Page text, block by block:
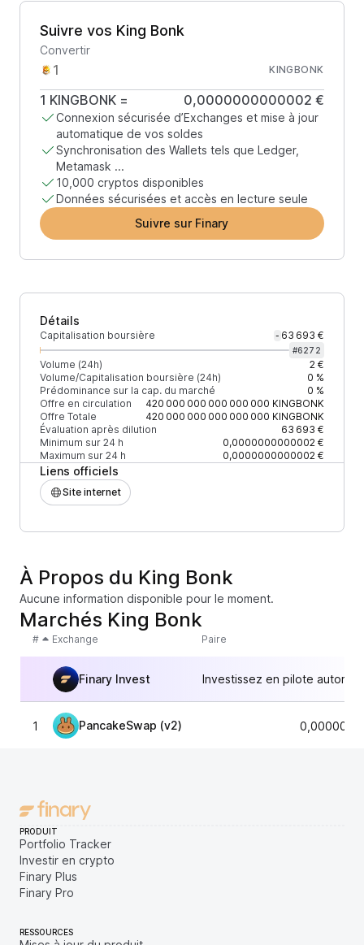
Suivre vos King Bonk
Convertir
KINGBONK
1 KINGBONK = 0,0000000000002 €
Connexion sécurisée d’Exchanges et mise à jour
automatique de vos soldes
Synchronisation des Wallets tels que Ledger,
Metamask ...
10,000 cryptos disponibles
Données sécurisées et accès en lecture seule
Suivre sur Finary
Détails
Capitalisation boursière - 63 693 €
#6272
Volume (24h)
2 €
Volume/Capitalisation boursière (24h)
0 %
Prédominance sur la cap. du marché
0 %
Offre en circulation
420 000 000 000 000 000 KINGBONK
Offre Totale
420 000 000 000 000 000 KINGBONK
Évaluation après dilution
63 693 €
Minimum sur 24 h
0,0000000000002 €
Maximum sur 24 h
0,0000000000002 €
Liens officiels
Site internet
À Propos du King Bonk
Aucune information disponible pour le moment.
Marchés King Bonk
# Exchange Paire
Finary Invest Investissez en pilote
1 PancakeSwap (v2)
PRODUIT
Portfolio Tracker
Investir en crypto
Finary Plus
Finary Pro
RESSOURCES